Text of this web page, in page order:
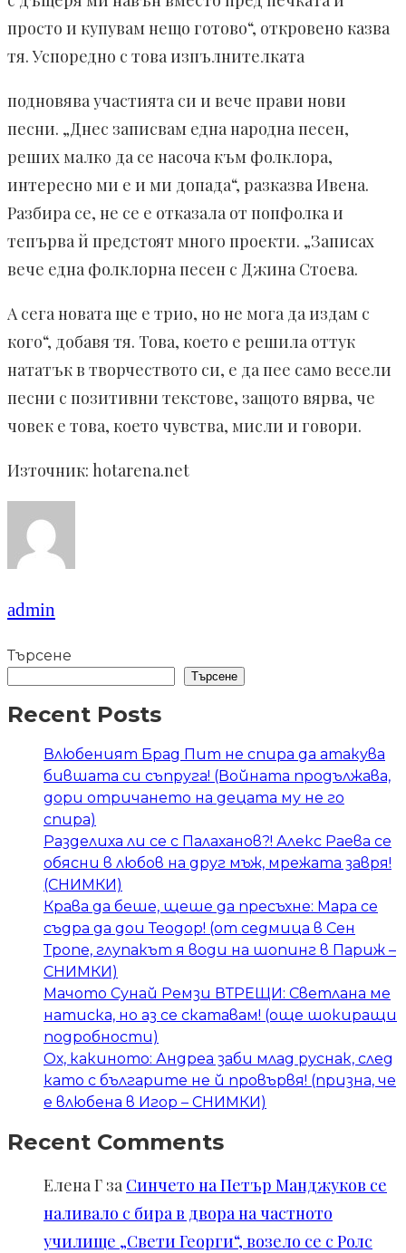
просто и купувам нещо готово“, откровено казва
тя. Успоредно с това изпълнителката
подновява участията си и вече прави нови
песни. „Днес записвам една народна песен,
реших малко да се насоча към фолклора,
интересно ми е и ми допада“, разказва Ивена.
Разбира се, не се е отказала от попфолка и
тепърва й предстоят много проекти. „Записах
вече една фолклорна песен с Джина Стоева.
А сега новата ще е трио, но не мога да издам с
кого“, доба­вя тя. Това, което е решила оттук
ната­тък в творчеството си, е да пее само весели
песни с позитивни тексто­ве, защото вярва, че
човек е това, което чувства, мисли и говори.
Източник: hotarena.net
admin
Търсене
Търсене
Recent Posts
Влюбеният Брад Пит не спира да атакува
бившата си съпруга! (Войната продължава,
дори отричането на децата му не го
спира)
Разделиха ли се с Палаханов?! Алекс Раева се
обясни в любов на друг мъж, мрежата завря!
(СНИМКИ)
Крава да беше, щеше да пресъхне: Мара се
съдра да дои Теодор! (от седмица в Сен
Тропе, глупакът я води на шопинг в Париж –
СНИМКИ)
Мачото Сунай Ремзи ВТРЕЩИ: Светлана ме
натиска, но аз се скатавам! (още шокиращи
подробности)
Ох, какиното: Андреа заби млад руснак, след
като с българите не й провървя! (призна, че
е влюбена в Игор – СНИМКИ)
Recent Comments
Елена Г за Синчето на Петър Манджуков се
наливало с бира в двора на частното
училище „Свети Георги“, возело се с Ролс